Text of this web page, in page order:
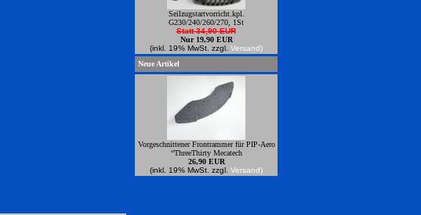
Seilzugstartvorricht.kpl.
G230/240/260/270, 1St
Statt 34,90 EUR
Nur 19,90 EUR
(inkl. 19% MwSt. zzgl. Versand)
Neue Artikel
Vorgeschnittener Frontrammer für PIP-Aero
“ThreeThirty Mecatech
26,90 EUR
(inkl. 19% MwSt. zzgl. Versand)